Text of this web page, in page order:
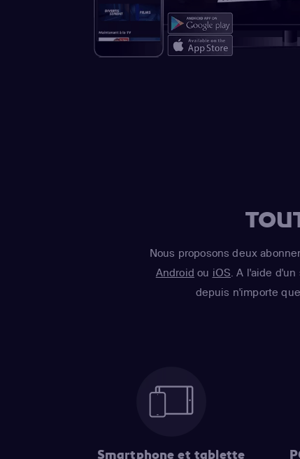
Nous proposons deux
Android ou iOS. A l'aide
depuis n'importe
Smartphone et tablette